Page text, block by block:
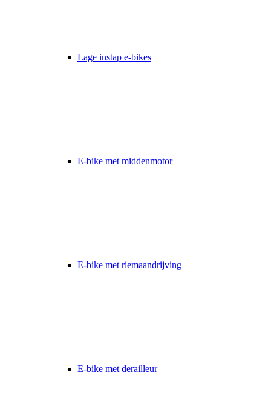
Lage instap e-bikes
E-bike met middenmotor
E-bike met riemaandrijving
E-bike met derailleur